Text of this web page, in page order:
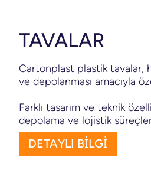
TAVALAR
Cartonplast plastik tavalar,
ve depolanması amacıyla
Farklı tasarım ve teknik
depolama ve lojistik
DETAYLI BİLGİ